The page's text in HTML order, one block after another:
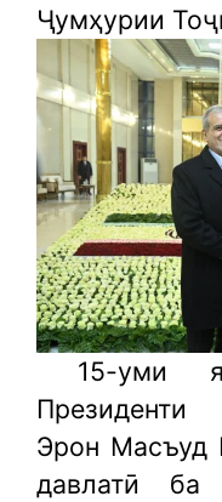
Ҷумҳурии
15-уми
Эрон Масъуд
давлатӣ ба